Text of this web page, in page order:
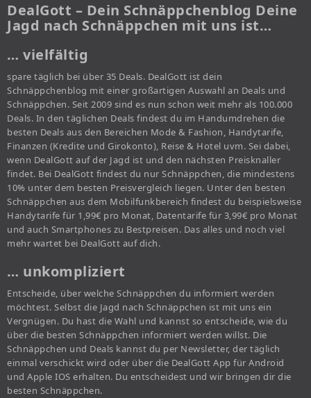
DealGott – Dein Schnäppchenblog Deine
Jagd nach Schnäppchen mit uns ist…
… vielfältig
spare täglich bei über 35 Deals. DealGott ist dein
Schnäppchenblog mit einer großartigen Auswahl an Deals und
Schnäppchen. Seit 2009 sind es nun schon weit mehr als 100.000
Deals. In den täglichen Deals findest du im Handumdrehen die
besten Deals aus den Bereichen Mode & Fashion, Handytarife,
Finanzen (Kredite und Girokonto), Reise & Hotel uvm. Sei dabei,
wenn DealGott auf der Jagd ist und den nächsten Preisknaller
findet. Bei DealGott findest du nur Schnäppchen, die mindestens
10% unter dem besten Preisvergleich liegen. Unter den besten
Schnäppchen aus dem Mobilfunkbereich findest du beispielsweise
Handytarife für 1,99€ pro Monat, Datentarife für 3,99€ pro Monat
und auch Smartphones zu Bestpreisen. Das alles und noch viel
mehr wartet bei DealGott auf dich.
… unkompliziert
Entscheide, über welche Schnäppchen du informiert werden
möchtest. Selbst die Jagd nach Schnäppchen ist mit uns ein
Vergnügen. Du hast die Wahl und kannst so entscheide, wie du
über die besten Schnäppchen informiert werden willst. Die
Schnäppchen und Deals kannst du per Newsletter, der täglich
einmal verschickt wird oder über die DealGott App für Android
und Apple IOS erhalten. Du entscheidest und wir bringen dir die
besten Schnäppchen.